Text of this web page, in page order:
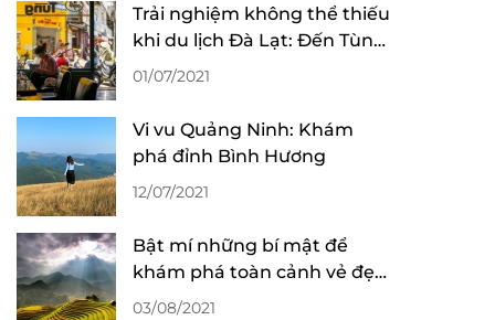
Côn Đảo
Phú Thọ
Cần Thơ
Bình Định
Vũng Tàu
Huế
Thanh Hóa
Tây Nguyên
Trải nghiệm không thể thiếu
khi du lịch Đà Lạt: Đến Tùng
“làm” ly cafe!
01/07/2021
Vi vu Quảng Ninh: Khám
phá đỉnh Bình Hương
12/07/2021
Bật mí những bí mật để
khám phá toàn cảnh vẻ đẹp
mùa lúa chín ở Sa Pa
03/08/2021